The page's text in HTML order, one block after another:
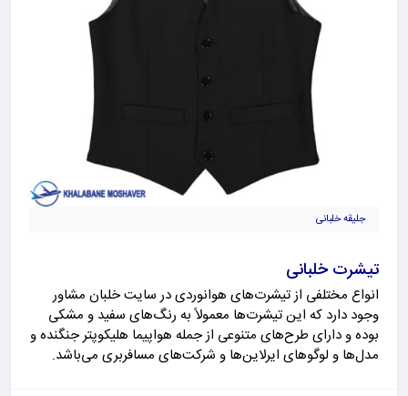
جلیقه خلبانی
تیشرت خلبانی
انواع مختلفی از تیشرت‌های هوانوردی در سایت خلبان مشاور
وجود دارد که این تیشرت‌ها معمولاً به رنگ‌های سفید و مشکی
بوده و دارای طرح‌های متنوعی از جمله هواپیما هلیکوپتر جنگنده و
مدل‌ها و لوگوهای ایرلاین‌ها و شرکت‌های مسافربری می‌باشد.